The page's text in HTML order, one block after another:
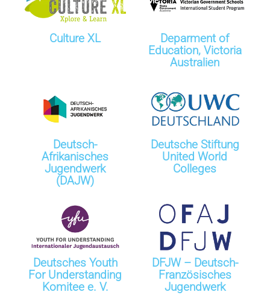
Culture XL
Deparment of
Education, Victoria
Australien
Deutsch-
Afrikanisches
Jugendwerk
(DAJW)
Deutsche Stiftung
United World
Colleges
Deutsches Youth
For Understanding
Komitee e. V.
DFJW – Deutsch-
Französisches
Jugendwerk